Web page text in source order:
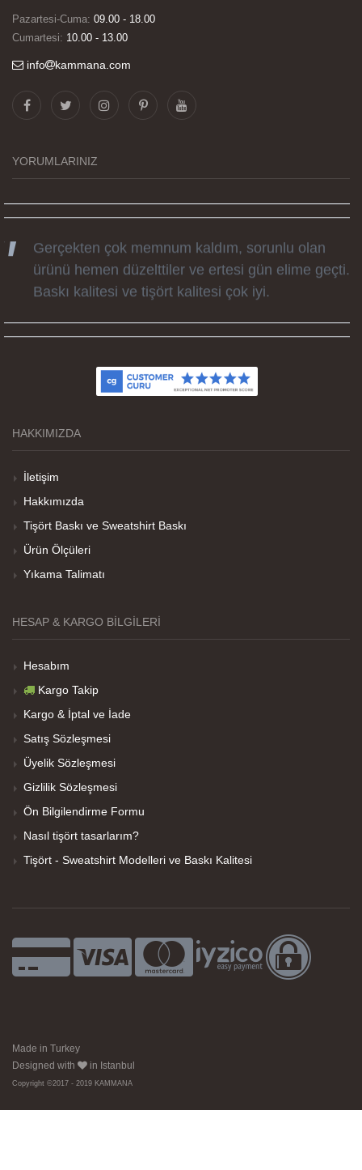
Pazartesi-Cuma: 09.00 - 18.00
Cumartesi: 10.00 - 13.00
info kammana.com
YORUMLARINIZ
tüm süreçteki desteği ile siparislerim kısa
emekleri icin sonsuz teşekkürler.
Gerçekten çok memnum kaldım, sorunlu olan
ürünü hemen düzelttiler ve ertesi gün elime geçti.
Baskı kalitesi ve tişört kalitesi çok iyi.
Kumaş kalitesi ve basım harika.
Teşekkürler
soluk
HAKKIMIZDA
İletişim
Hakkımızda
Tişört Baskı ve Sweatshirt Baskı
Ürün Ölçüleri
Yıkama Talimatı
HESAP & KARGO BILGILERI
Hesabım
Kargo Takip
Kargo & İptal ve İade
Satış Sözleşmesi
Üyelik Sözleşmesi
Gizlilik Sözleşmesi
Ön Bilgilendirme Formu
Nasıl tişört tasarlarım?
Tişört - Sweatshirt Modelleri ve Baskı Kalitesi
Made in Turkey
Designed with
in Istanbul
Copyright ©2017 - 2019 KAMMANA